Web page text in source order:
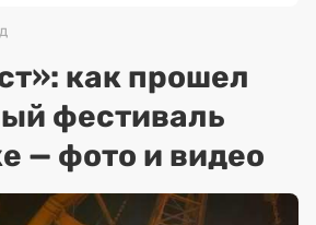
как прошел
фестиваль
— фото и видео